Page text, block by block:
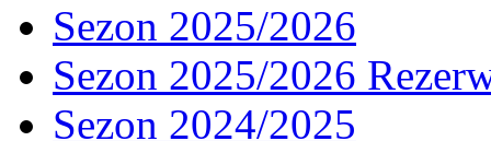
Sezon 2025/2026
Sezon 2025/2026
Sezon 2024/2025